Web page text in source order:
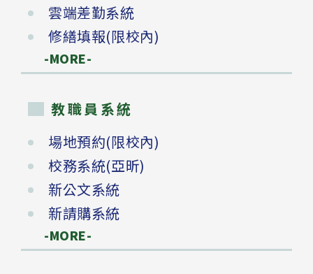
雲端差勤系統
修繕填報(限校內)
-MORE-
教職員系統
場地預約(限校內)
校務系統(亞昕)
新公文系統
新請購系統
-MORE-